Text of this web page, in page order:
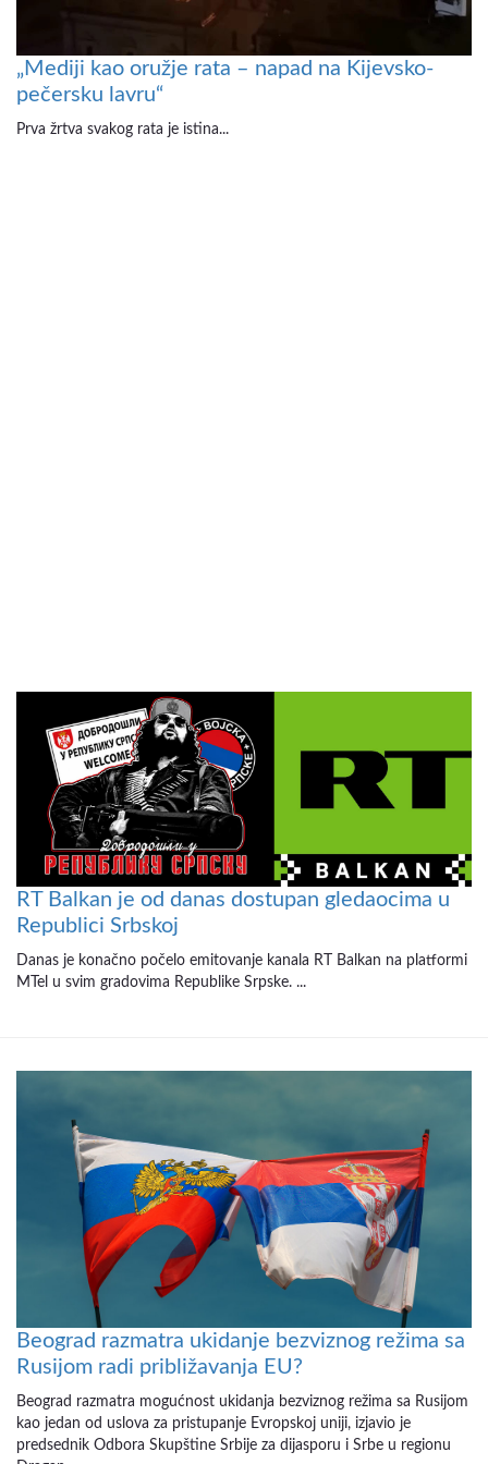
„Mediji kao oružje rata – napad na Kijevsko-
pečersku lavru“
Prva žrtva svakog rata je istina...
RT Balkan je od danas dostupan gledaocima u
Republici Srbskoj
Danas je konačno počelo emitovanje kanala RT Balkan na platformi
MTel u svim gradovima Republike Srpske. ...
Beograd razmatra ukidanje bezviznog režima sa
Rusijom radi približavanja EU?
Beograd razmatra mogućnost ukidanja bezviznog režima sa Rusijom
kao jedan od uslova za pristupanje Evropskoj uniji, izjavio je
predsednik Odbora Skupštine Srbije za dijasporu i Srbe u regionu